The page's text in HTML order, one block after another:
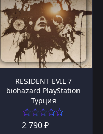
RESIDENT EVIL 7
biohazard PlayStation
Турция
2 790 ₽